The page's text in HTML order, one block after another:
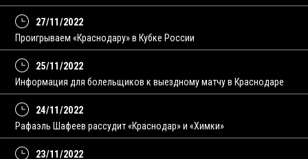
27/11/2022
Проигрываем «Краснодару» в Кубке России
25/11/2022
Информация для болельщиков к выездному матчу в Краснодаре
24/11/2022
Рафаэль Шафеев рассудит «Краснодар» и «Химки»
23/11/2022